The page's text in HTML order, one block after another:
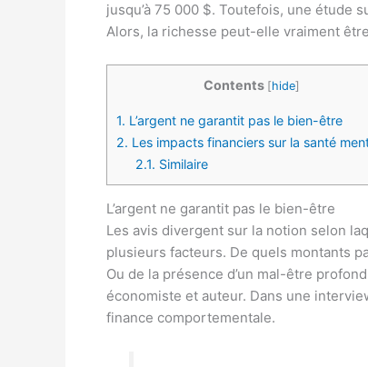
jusqu’à 75 000 $. Toutefois, une étude
Alors, la richesse peut-elle vraiment
Contents [hide]
1. L’argent ne garantit pas le bien-être
2. Les impacts financiers sur la santé
2.1. Similaire
L’argent ne garantit pas le bien-être
Les avis divergent sur la notion selon
plusieurs facteurs. De quels montants
Ou de la présence d’un mal-être
économiste et auteur. Dans une
finance comportementale.